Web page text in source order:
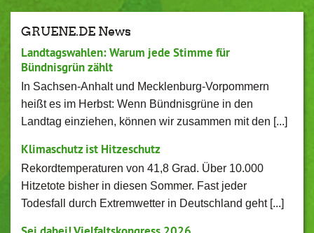
GRUENE.DE News
Landtagswahlen: Warum jede Stimme für
Bündnisgrün zählt
In Sachsen-Anhalt und Mecklenburg-Vorpommern
heißt es im Herbst: Wenn Bündnisgrüne in den
Landtag einziehen, können wir zusammen mit den [...]
Klimaschutz ist Hitzeschutz
Rekordtemperaturen von 41,8 Grad. Über 10.000
Hitzetote bisher in diesen Sommer. Fast jeder
Todesfall durch Extremwetter in Deutschland geht [...]